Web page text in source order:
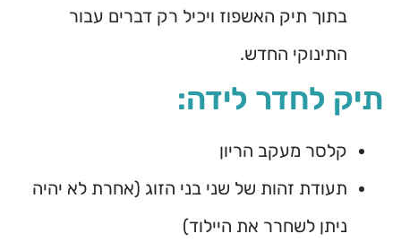
בתוך תיק האשפוז ויכיל רק דברים עבור
התינוקי החדש.
תיק לחדר לידה:
קלסר מעקב הריון
תעודת זהות של שני בני הזוג (אחרת לא יהיה
ניתן לשחרר את היילוד)